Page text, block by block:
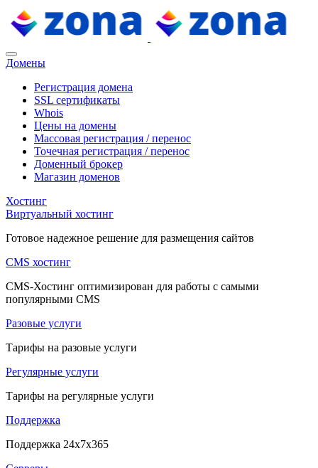
Домены
Регистрация домена
SSL сертификаты
Whois
Цены на домены
Массовая регистрация / перенос
Точечная регистрация / перенос
Доменный брокер
Магазин доменов
Хостинг
Виртуальный хостинг
Готовое надежное решение для размещения сайтов
CMS хостинг
CMS-Хостинг оптимизирован для работы с самыми
популярными CMS
Разовые услуги
Тарифы на разовые услуги
Регулярные услуги
Тарифы на регулярные услуги
Поддержка
Поддержка 24x7x365